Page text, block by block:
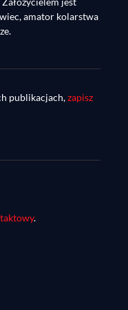
amator kolarstwa
publikacjach,zapisz
.